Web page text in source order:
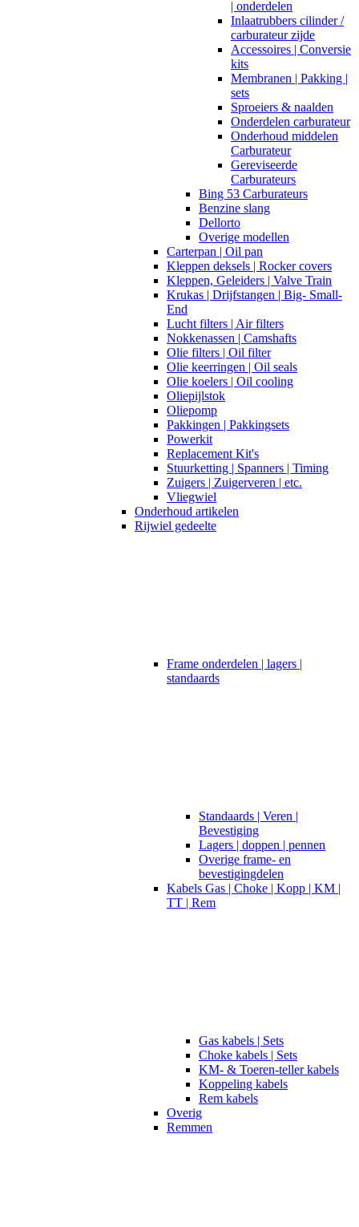
| onderdelen
Inlaatrubbers cilinder /
carburateur zijde
Accessoires | Conversie
kits
Membranen | Pakking |
sets
Sproeiers & naalden
Onderdelen carburateur
Onderhoud middelen
Carburateur
Gereviseerde
Carburateurs
Bing 53 Carburateurs
Benzine slang
Dellorto
Overige modellen
Carterpan | Oil pan
Kleppen deksels | Rocker covers
Kleppen, Geleiders | Valve Train
Krukas | Drijfstangen | Big- Small-
End
Lucht filters | Air filters
Nokkenassen | Camshafts
Olie filters | Oil filter
Olie keerringen | Oil seals
Olie koelers | Oil cooling
Oliepijlstok
Oliepomp
Pakkingen | Pakkingsets
Powerkit
Replacement Kit's
Stuurketting | Spanners | Timing
Zuigers | Zuigerveren | etc.
Vliegwiel
Onderhoud artikelen
Rijwiel gedeelte
Frame onderdelen | lagers |
standaards
Standaards | Veren |
Bevestiging
Lagers | doppen | pennen
Overige frame- en
bevestigingdelen
Kabels Gas | Choke | Kopp | KM |
TT | Rem
Gas kabels | Sets
Choke kabels | Sets
KM- & Toeren-teller kabels
Koppeling kabels
Rem kabels
Overig
Remmen